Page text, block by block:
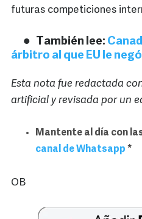
futuras competiciones
También lee:
árbitro al que EU le
Esta nota fue redactada
artificial y revisada por un
Mantente al día con
canal de Whatsapp *
OB